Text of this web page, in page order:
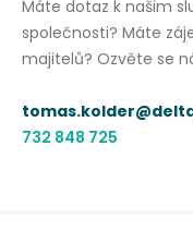
Máte dotaz k našim
společnosti? Máte
majitelů? Ozvěte se
732 848 725